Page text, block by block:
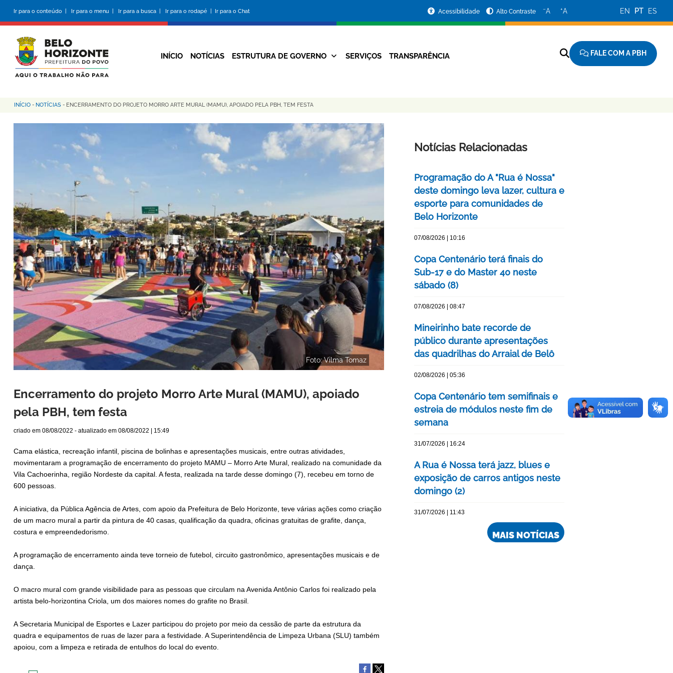
conteúdo
principal
Ir para o conteúdo | Ir para o menu | Ir para a busca | Ir para o rodapé | Ir para o Chat
da
Prefeitura
Acessibilidade Alto Contraste −A +A EN PT ES
Navegação
INÍCIO NOTÍCIAS ESTRUTURA DE GOVERNO SERVIÇOS TRANSPARÊNCIA FALE COM A PBH
Trilha
de
navegação
INÍCIO - NOTÍCIAS - ENCERRAMENTO DO PROJETO MORRO ARTE MURAL (MAMU), APOIADO PELA PBH, TEM FESTA
Foto: Vilma Tomaz
Encerramento do projeto Morro Arte Mural (MAMU), apoiado
pela PBH, tem festa
criado em 08/08/2022 - atualizado em 08/08/2022 | 15:49
Cama elástica, recreação infantil, piscina de bolinhas e apresentações musicais, entre outras atividades,
movimentaram a programação de encerramento do projeto MAMU – Morro Arte Mural, realizado na comunidade da
Vila Cachoerinha, região Nordeste da capital. A festa, realizada na tarde desse domingo (7), recebeu em torno de
600 pessoas.
A iniciativa, da Pública Agência de Artes, com apoio da Prefeitura de Belo Horizonte, teve várias ações como criação
de um macro mural a partir da pintura de 40 casas, qualificação da quadra, oficinas gratuitas de grafite, dança,
costura e empreendedorismo.
A programação de encerramento ainda teve torneio de futebol, circuito gastronômico, apresentações musicais e de
dança.
O macro mural com grande visibilidade para as pessoas que circulam na Avenida Antônio Carlos foi realizado pela
artista belo-horizontina Criola, um dos maiores nomes do grafite no Brasil.
A Secretaria Municipal de Esportes e Lazer participou do projeto por meio da cessão de parte da estrutura da
quadra e equipamentos de ruas de lazer para a festividade. A Superintendência de Limpeza Urbana (SLU) também
apoiou, com a limpeza e retirada de entulhos do local do evento.
Notícias Relacionadas
Programação do A "Rua é Nossa"
deste domingo leva lazer, cultura e
esporte para comunidades de
Belo Horizonte
07/08/2026 | 10:16
Copa Centenário terá finais do
Sub-17 e do Master 40 neste
sábado (8)
07/08/2026 | 08:47
Mineirinho bate recorde de
público durante apresentações
das quadrilhas do Arraial de Belô
02/08/2026 | 05:36
Copa Centenário tem semifinais e
estreia de módulos neste fim de
semana
31/07/2026 | 16:24
A Rua é Nossa terá jazz, blues e
exposição de carros antigos neste
domingo (2)
31/07/2026 | 11:43
MAIS NOTÍCIAS